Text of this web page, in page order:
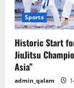
Sports
Historic Start
JiuJitsu
Asia”
admin_qalam